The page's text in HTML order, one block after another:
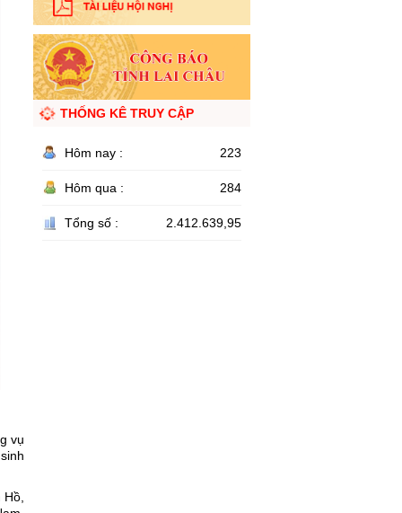
vụ
Hồ,
THỐNG KÊ TRUY CẬP
Hôm nay : 223
Hôm qua : 284
Tổng số : 2.412.639,95